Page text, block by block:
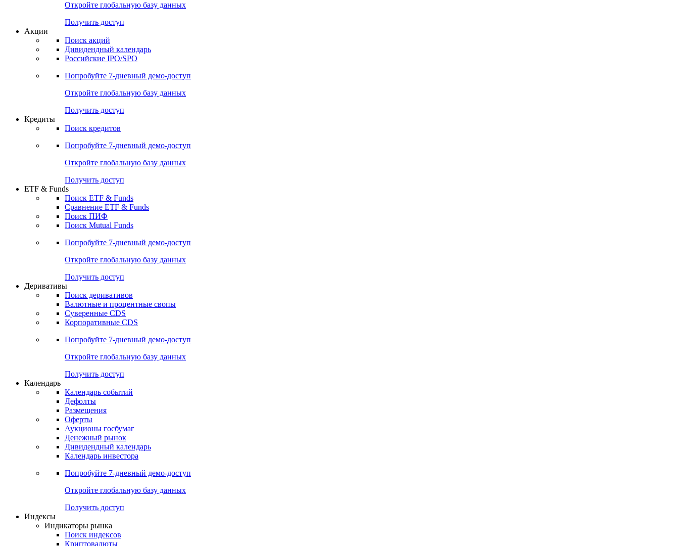
Откройте глобальную базу данных
Получить доступ
Акции
Поиск акций
Дивидендный календарь
Российские IPO/SPO
Попробуйте 7-дневный демо-доступ
Откройте глобальную базу данных
Получить доступ
Кредиты
Поиск кредитов
Попробуйте 7-дневный демо-доступ
Откройте глобальную базу данных
Получить доступ
ETF & Funds
Поиск ETF & Funds
Сравнение ETF & Funds
Поиск ПИФ
Поиск Mutual Funds
Попробуйте 7-дневный демо-доступ
Откройте глобальную базу данных
Получить доступ
Деривативы
Поиск деривативов
Валютные и процентные свопы
Суверенные CDS
Корпоративные CDS
Попробуйте 7-дневный демо-доступ
Откройте глобальную базу данных
Получить доступ
Календарь
Календарь событий
Дефолты
Размещения
Оферты
Аукционы госбумаг
Денежный рынок
Дивидендный календарь
Календарь инвестора
Попробуйте 7-дневный демо-доступ
Откройте глобальную базу данных
Получить доступ
Индексы
Индикаторы рынка
Поиск индексов
Криптовалюты